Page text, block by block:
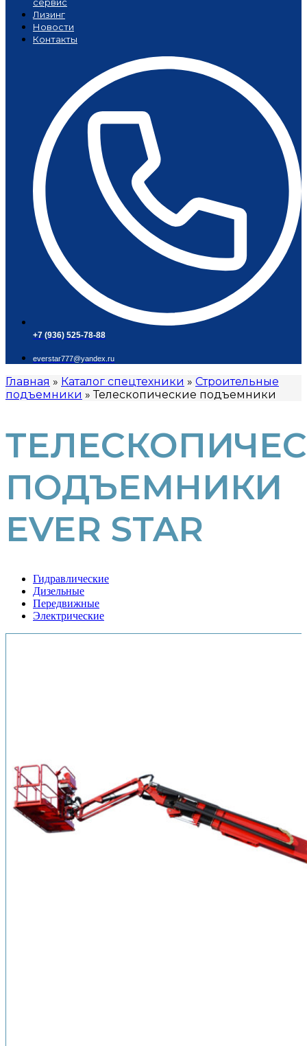
сервис
Лизинг
Новости
Контакты
+7 (936) 525-78-88
everstar777@yandex.ru
Главная » Каталог спецтехники » Строительные
подъемники »Телескопические подъемники
ПОДЪЕМНИКИ
EVER STAR
Гидравлические
Дизельные
Передвижные
Электрические